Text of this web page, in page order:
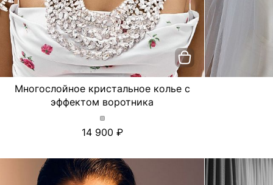
Многослойное кристальное колье с
эффектом воротника
Многослойное
кристальное
с
эффектом
воротника.
14 900